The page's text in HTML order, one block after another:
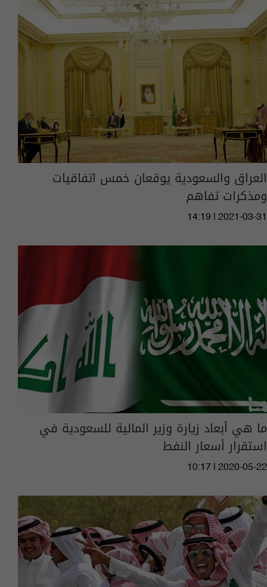
العراق والسعودية يوقعان خمس اتفاقيات
ومذكرات تفاهم
14:19 | 2021-03-31
ما هي أبعاد زيارة وزير المالية للسعودية في
استقرار أسعار النفط
10:17 | 2020-05-22